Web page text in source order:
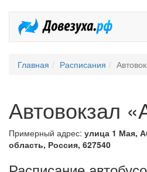
Главная Расписания
Автовокзал
Примерный адрес: улица 1 Мая,
область, Россия, 627540